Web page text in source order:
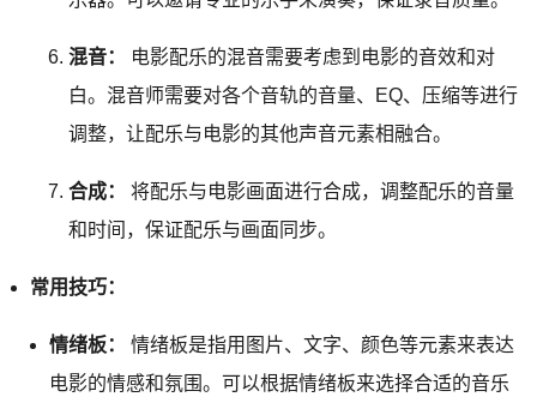
混音：
电影配乐的混音需要考虑到电影的音效和对
白。混音师需要对各个音轨的音量、EQ、压缩等进行
调整，让配乐与电影的其他声音元素相融合。
合成：
将配乐与电影画面进行合成，调整配乐的音量
和时间，保证配乐与画面同步。
常用技巧：
情绪板：
情绪板是指用图片、文字、颜色等元素来表达
电影的情感和氛围。可以根据情绪板来选择合适的音乐